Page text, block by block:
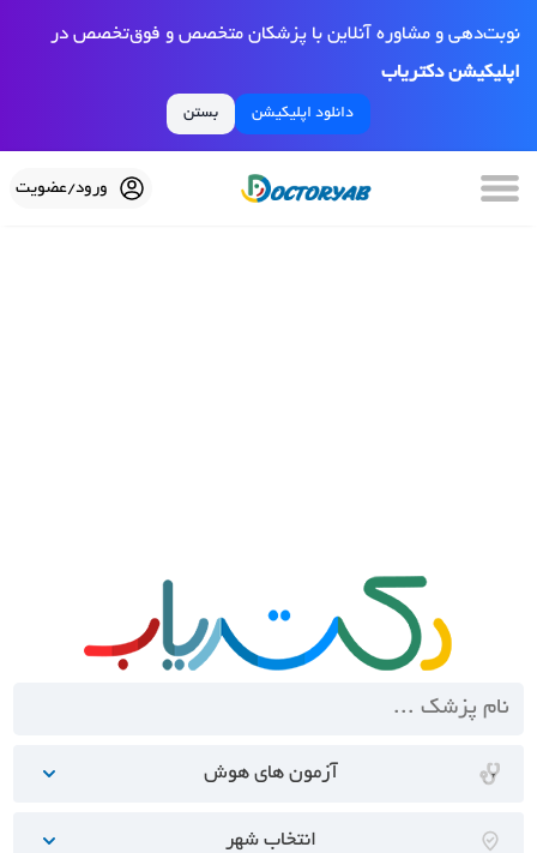
نوبت‌دهی و مشاوره آنلاین با پزشکان متخصص و فوق‌تخصص در
اپلیکیشن دکتریاب
دانلود اپلیکیشن بستن
ورود/عضویت
آزمون های هوش
انتخاب شهر